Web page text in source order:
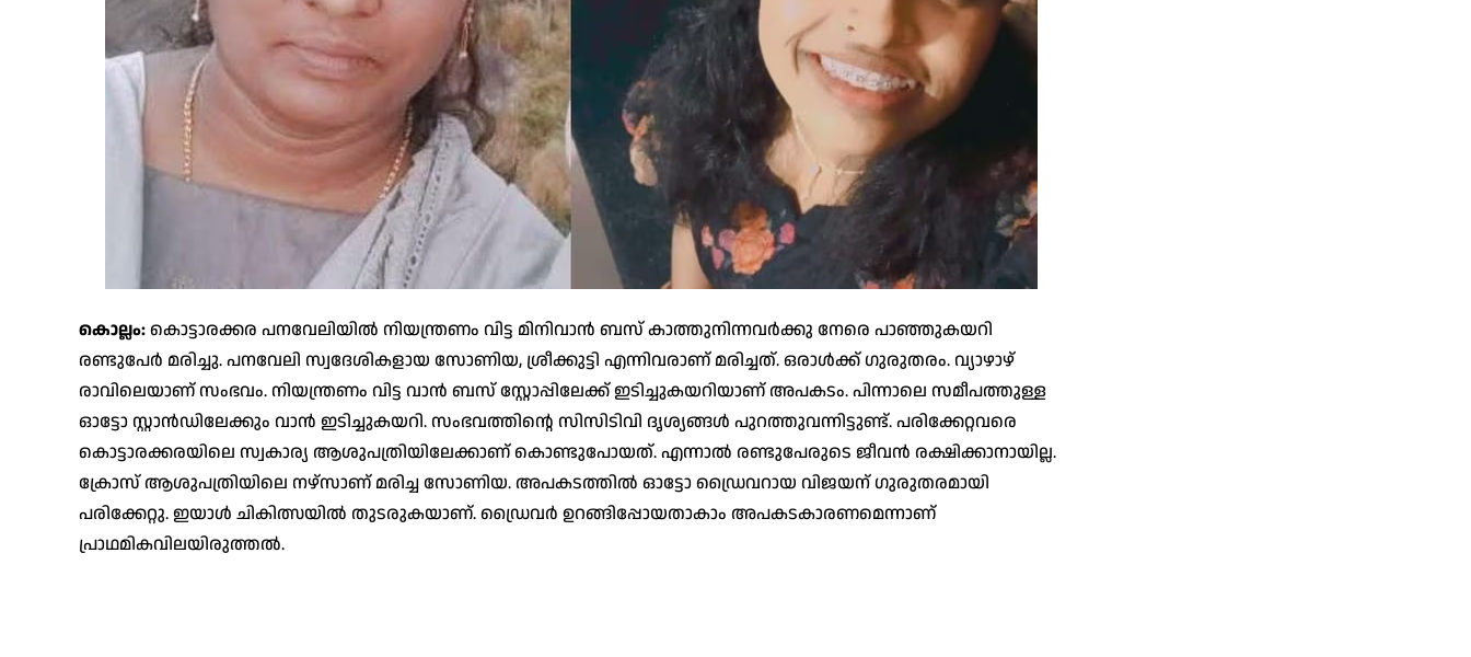
കൊല്ലം:കൊട്ടാരക്കര പനവേലിയില്‍ നിയന്ത്രണം വിട്ട മിനിവാന്‍ ബസ് കാത്തുനിന്നവര്‍ക്കു നേരെ പാഞ്ഞുകയറി
രണ്ടുപേര്‍ മരിച്ചു. പനവേലി സ്വദേശികളായ സോണിയ, ശ്രീക്കുട്ടി എന്നിവരാണ് മരിച്ചത്. ഒരാള്‍ക്ക് ഗുരുതരം. വ്യാഴാഴ്
രാവിലെയാണ് സംഭവം. നിയന്ത്രണം വിട്ട വാന്‍ ബസ് സ്റ്റോപ്പിലേക്ക് ഇടിച്ചുകയറിയാണ് അപകടം. പിന്നാലെ സമീപത്തുള്ള
ഓട്ടോ സ്റ്റാന്‍ഡിലേക്കും വാന്‍ ഇടിച്ചുകയറി. സംഭവത്തിന്റെ സിസിടിവി ദൃശ്യങ്ങള്‍ പുറത്തുവന്നിട്ടുണ്ട്. പരിക്കേറ്റവരെ
കൊട്ടാരക്കരയിലെ സ്വകാര്യ ആശുപത്രിയിലേക്കാണ് കൊണ്ടുപോയത്. എന്നാല്‍ രണ്ടുപേരുടെ ജീവന്‍ രക്ഷിക്കാനായില്ല.
ക്രോസ് ആശുപത്രിയിലെ നഴ്‌സാണ് മരിച്ച സോണിയ. അപകടത്തില്‍ ഓട്ടോ ഡ്രൈവറായ വിജയന് ഗുരുതരമായി
പരിക്കേറ്റു. ഇയാള്‍ ചികിത്സയില്‍ തുടരുകയാണ്. ഡ്രൈവര്‍ ഉറങ്ങിപ്പോയതാകാം അപകടകാരണമെന്നാണ്
പ്രാഥമികവിലയിരുത്തല്‍.